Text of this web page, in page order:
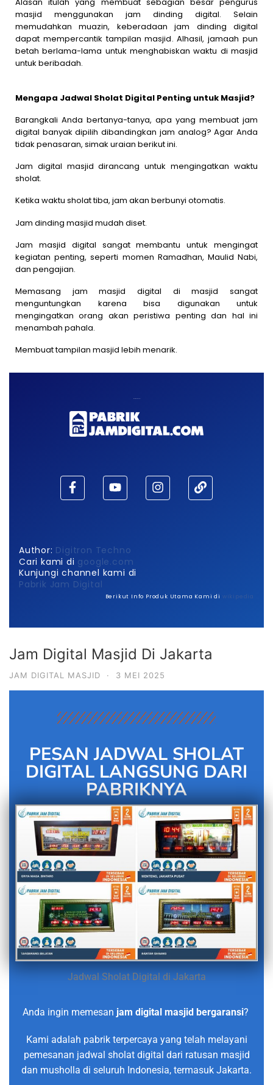
masjid menggunakan jam dinding digital. Selain
memudahkan muazin, keberadaan jam dinding digital
dapat mempercantik tampilan masjid. Alhasil, jamaah pun
betah berlama-lama untuk menghabiskan waktu di masjid
untuk beribadah.
Mengapa Jadwal Sholat Digital Penting untuk Masjid?
Barangkali Anda bertanya-tanya, apa yang membuat jam
digital banyak dipilih dibandingkan jam analog? Agar Anda
tidak penasaran, simak uraian berikut ini.
Jam digital masjid dirancang untuk mengingatkan waktu
sholat.
Ketika waktu sholat tiba, jam akan berbunyi otomatis.
Jam dinding masjid mudah diset.
Jam masjid digital sangat membantu untuk mengingat
kegiatan penting, seperti momen Ramadhan, Maulid Nabi,
dan pengajian.
Memasang jam masjid digital di masjid sangat
menguntungkan karena bisa digunakan untuk
mengingatkan orang akan peristiwa penting dan hal ini
menambah pahala.
Membuat tampilan masjid lebih menarik.
Author: Digitron Techno
Cari kami di google.com
Kunjungi channel kami di
Pabrik Jam Digital
Berikut Info Produk Utama Kami di wikipedia
Jam Digital Masjid Di Jakarta
JAM DIGITAL MASJID · 3 MEI 2025
PESAN JADWAL SHOLAT
DIGITAL LANGSUNG DARI
PABRIKNYA
Jadwal Sholat Digital di Jakarta
Anda ingin memesan jam digital masjid bergaransi?
Kami adalah pabrik terpercaya yang telah melayani
pemesanan jadwal sholat digital dari ratusan masjid
dan musholla di seluruh Indonesia, termasuk Jakarta.